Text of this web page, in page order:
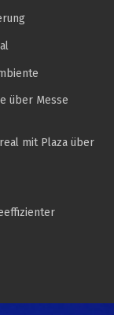
über Messe
mit Plaza über